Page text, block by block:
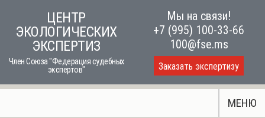
content
ЦЕНТР
ЭКОЛОГИЧЕСКИХ
ЭКСПЕРТИЗ
Член Союза "Федерация судебных
экспертов"
Мы на связи!
+7 (995) 100-33-66
100@fse.ms
Заказать экспертизу
МЕНЮ